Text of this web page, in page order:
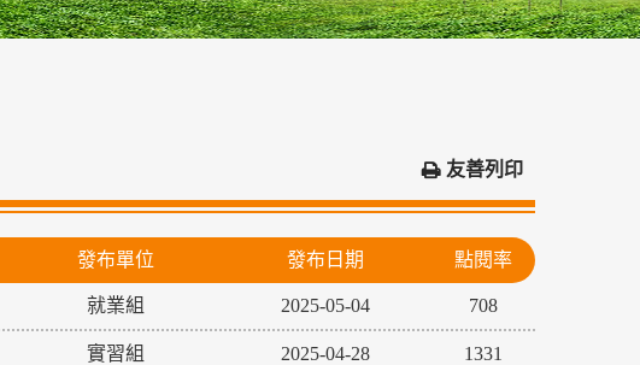
友善列印
發布單位 發布日期 點閱率
就業組 2025-05-04 708
實習組 2025-04-28 1331